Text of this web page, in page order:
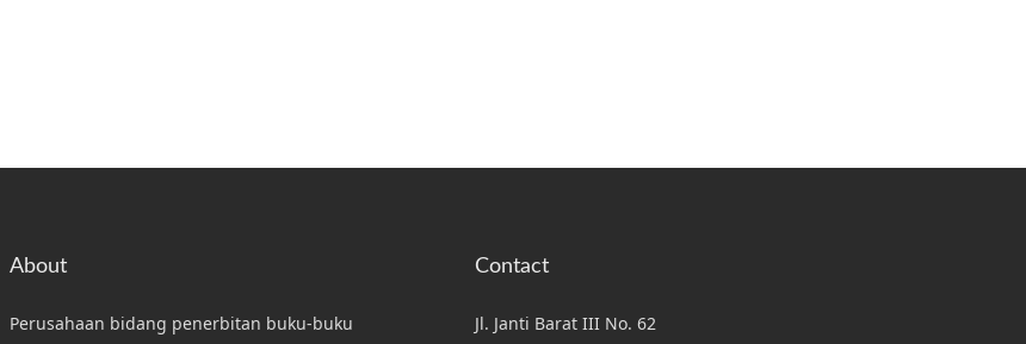
About
Perusahaan bidang penerbitan buku-buku
Contact
Jl. Janti Barat III No. 62